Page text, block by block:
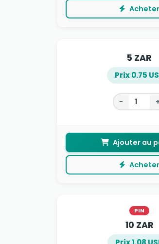
Acheter
5 ZAR
Prix 0.75
− +
Ajouter au
Acheter
PIN
10 ZAR